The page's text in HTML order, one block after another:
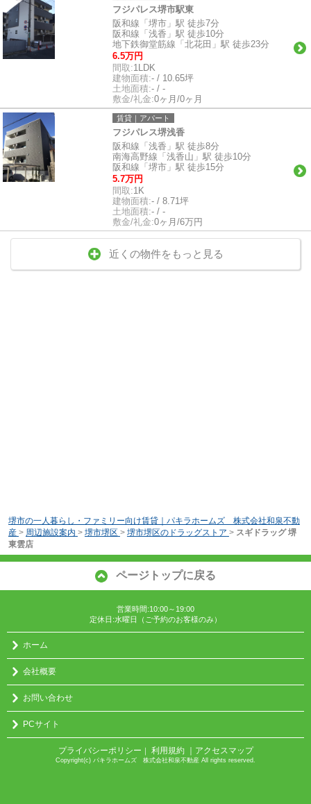
フジパレス堺市駅東
阪和線「堺市」駅 徒歩7分
阪和線「浅香」駅 徒歩10分
地下鉄御堂筋線「北花田」駅 徒歩23分
6.5万円
間取:1LDK
建物面積:- / 10.65坪
土地面積:- / -
敷金/礼金:0ヶ月/0ヶ月
賃貸｜アパート
フジパレス堺浅香
阪和線「浅香」駅 徒歩8分
南海高野線「浅香山」駅 徒歩10分
阪和線「堺市」駅 徒歩15分
5.7万円
間取:1K
建物面積:- / 8.71坪
土地面積:- / -
敷金/礼金:0ヶ月/6万円
近くの物件をもっと見る
堺市の一人暮らし・ファミリー向け賃貸｜パキラホームズ 株式会社和泉不動
産 > 周辺施設案内 > 堺市堺区 > 堺市堺区のドラッグストア > スギドラッグ 堺
東雲店
ページトップに戻る
営業時間:10:00～19:00
定休日:水曜日（ご予約のお客様のみ）
ホーム
会社概要
お問い合わせ
PCサイト
プライバシーポリシー ｜ 利用規約 ｜アクセスマップ
Copyright(c) パキラホームズ 株式会社和泉不動産 All rights reserved.